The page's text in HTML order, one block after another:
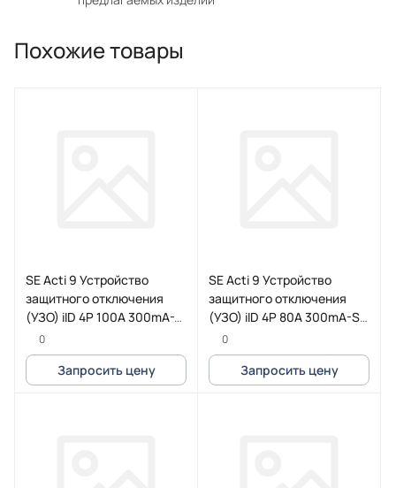
Похожие товары
SE Acti 9 Устройство
защитного отключения
(УЗО) iID 4P 100A 300mA-S
AC0
Запросить цену
SE Acti 9 Устройство
защитного отключения
(УЗО) iID 4P 80A 300mA-S
AC0
Запросить цену